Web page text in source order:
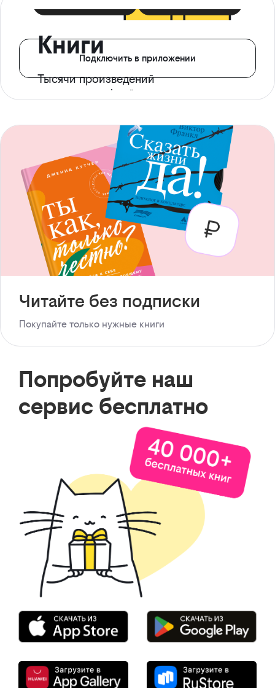
Книги
Тысячи произведений
с доступом офлайн
Подключить в приложении
Читайте без подписки
Покупайте только нужные книги
Попробуйте наш
сервис бесплатно